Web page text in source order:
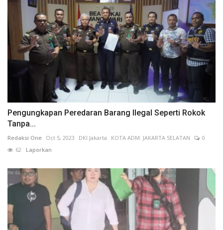
Pengungkapan Peredaran Barang Ilegal Seperti Rokok
Tanpa...
Redaksi One Oct 5, 2023 DKI Jakarta KOTA ADM. JAKARTA SELATAN
0
62 Laporkan